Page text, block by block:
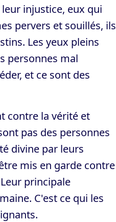
injustice, eux qui
pervers et souillés, ils
Les yeux pleins
personnes mal
et ce sont des
contre la vérité et
pas des personnes
divine par leurs
mis en garde contre
principale
C'est ce qui les